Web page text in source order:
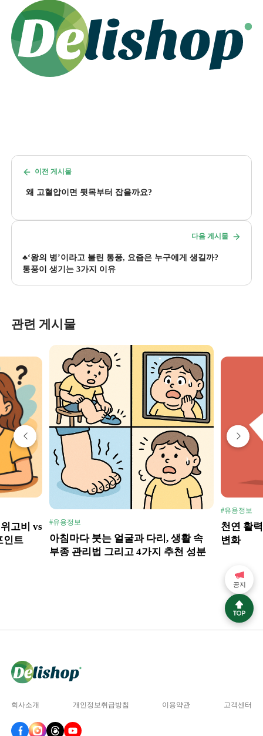
이전 게시물
왜 고혈압이면 뒷목부터 잡을까요?
다음 게시물
♣️‘왕의 병’이라고 불린 통풍, 요즘은 누구에게 생길까?
통풍이 생기는 3가지 이유
관련 게시물
고비 vs
인트
#유용정보
아침마다 붓는 얼굴과 다리, 생활 속
부종 관리법 그리고 4가지 추천 성분
#유용정보
천연 활
변화
회사소개 개인정보취급방침 이용약관 고객센터
공지